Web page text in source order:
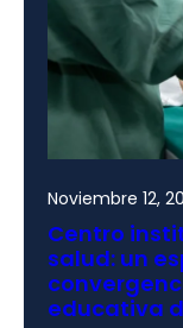
Noviembre 12,
Centro
salud: un
educativa